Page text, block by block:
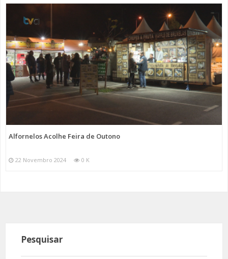
Alfornelos Acolhe Feira de Outono
22 Novembro 2024 0 K
Pesquisar